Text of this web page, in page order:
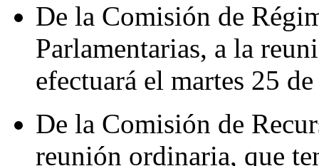
De la Comisión de
Parlamentarias, a la
efectuará el martes 25
De la Comisión de
reunión ordinaria, que